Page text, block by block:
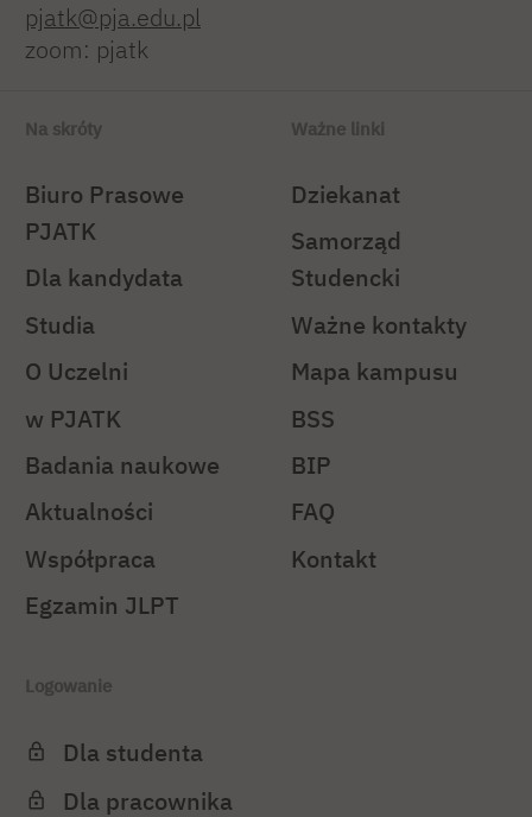
pjatk@pja.edu.pl
zoom: pjatk
Na skróty
Biuro Prasowe
PJATK
Dla kandydata
Studia
O Uczelni
w PJATK
Badania naukowe
Aktualności
Współpraca
Egzamin JLPT
Ważne linki
Dziekanat
Samorząd
Studencki
Ważne kontakty
Mapa kampusu
BSS
BIP
FAQ
Kontakt
Logowanie
Dla studenta
Dla pracownika